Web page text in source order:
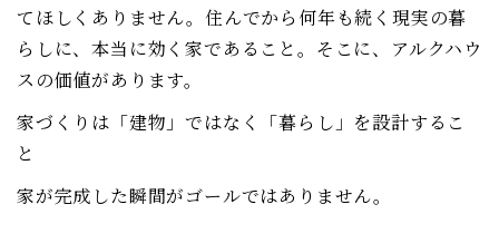
てほしくありません。住んでから何年も続く現実の暮
らしに、本当に効く家であること。そこに、アルクハウ
スの価値があります。
家づくりは「建物」ではなく「暮らし」を設計するこ
と
家が完成した瞬間がゴールではありません。